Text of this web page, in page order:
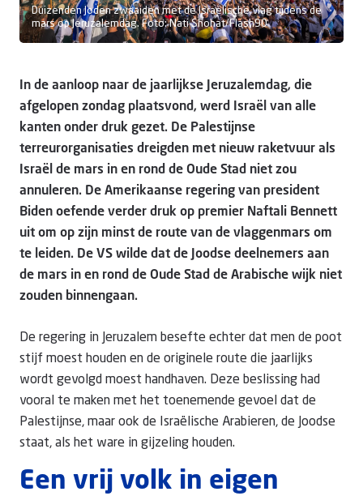
Duizenden Joden zwaaiden met de Israëlische vlag tijdens de
mars op Jeruzalemdag. Foto: Nati Shohat/Flash90
In de aanloop naar de jaarlijkse Jeruzalemdag, die
afgelopen zondag plaatsvond, werd Israël van alle
kanten onder druk gezet. De Palestijnse
terreurorganisaties dreigden met nieuw raketvuur als
Israël de mars in en rond de Oude Stad niet zou
annuleren. De Amerikaanse regering van president
Biden oefende verder druk op premier Naftali Bennett
uit om op zijn minst de route van de vlaggenmars om
te leiden. De VS wilde dat de Joodse deelnemers aan
de mars in en rond de Oude Stad de Arabische wijk niet
zouden binnengaan.
De regering in Jeruzalem besefte echter dat men de poot
stijf moest houden en de originele route die jaarlijks
wordt gevolgd moest handhaven. Deze beslissing had
vooral te maken met het toenemende gevoel dat de
Palestijnse, maar ook de Israëlische Arabieren, de Joodse
staat, als het ware in gijzeling houden.
Een vrij volk in eigen